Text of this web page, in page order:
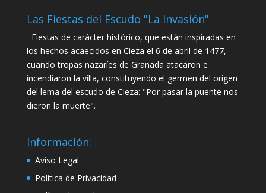
Las Fiestas del Escudo "La Invasión"
Fiestas de carácter histórico, que están inspiradas en
los hechos acaecidos en Cieza el 6 de abril de 1477,
cuando tropas nazaríes de Granada atacaron e
incendiaron la villa, constituyendo el germen del origen
del lema del escudo de Cieza: "Por pasar la puente nos
dieron la muerte".
Información:
Aviso Legal
Política de Privacidad